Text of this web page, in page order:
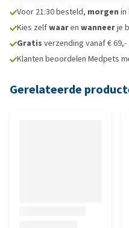
Voor 21:30 besteld, morgen in
Kies zelfwaaren wanneerje
Gratis verzending vanaf € 69,-
Klanten beoordelen Medpets
Gerelateerde